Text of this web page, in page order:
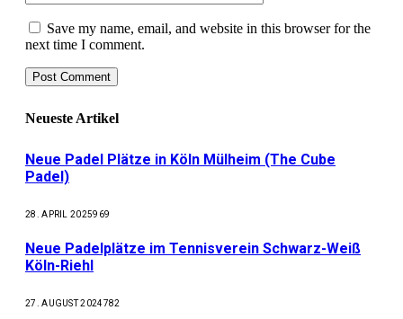
Save my name, email, and website in this browser for the
next time I comment.
Neueste Artikel
Neue Padel Plätze in Köln Mülheim (The Cube
Padel)
28. APRIL 2025969
Neue Padelplätze im Tennisverein Schwarz-Weiß
Köln-Riehl
27. AUGUST 2024782